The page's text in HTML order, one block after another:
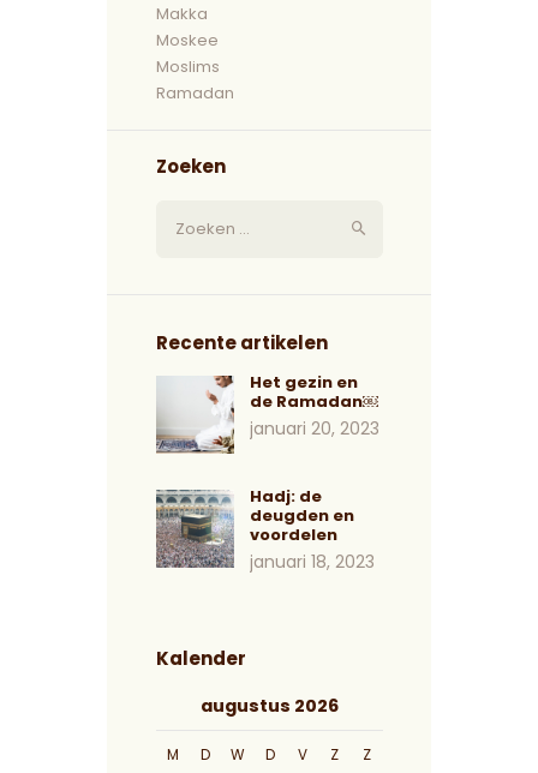
Makka
Moskee
Moslims
Ramadan
Zoeken
Recente artikelen
Het gezin en
de Ramadan￼
januari 20, 2023
Hadj: de
deugden en
voordelen
januari 18, 2023
Kalender
augustus 2026
M D W D V Z
Z